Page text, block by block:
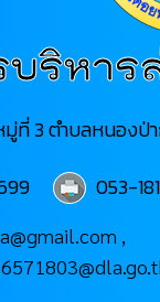
บริหา
มู่ที่ 3 ตำบลหนองป่
053-
,